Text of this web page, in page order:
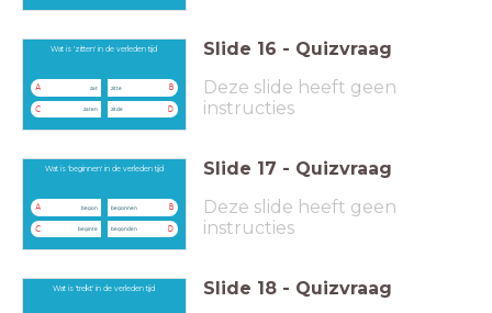
Wat is 'zitten' in de verleden tijd
A zat B
zitte
C zaten D
zitde
Slide 16 - Quizvraag
Deze slide heeft geen
instructies
Wat is 'beginnen' in de verleden tijd
A begon B
begonnen
C beginte D
begonden
Slide 17 - Quizvraag
Deze slide heeft geen
instructies
Wat is 'trekt' in de verleden tijd Slide 18 - Quizvraag